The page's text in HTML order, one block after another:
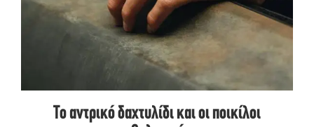
Το αντρικό δαχτυλίδι και οι ποικίλοι